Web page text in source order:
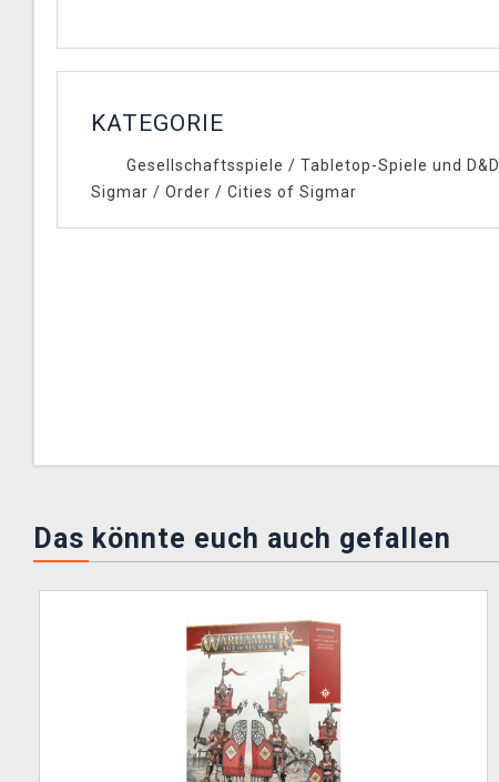
KATEGORIE
Gesellschaftsspiele / Tabletop-Spiele und D&D
Sigmar / Order / Cities of Sigmar
Das könnte euch auch gefallen